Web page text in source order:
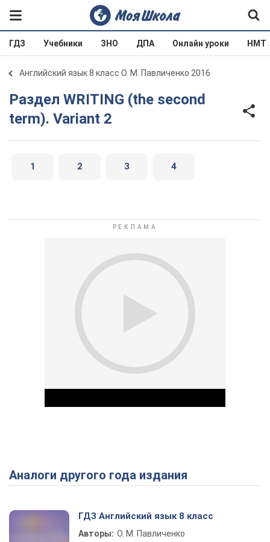
ГДЗ Учебники ЗНО ДПА Онлайн уроки НМТ
Английский язык 8 класс О. М. Павличенко 2016
Раздел WRITING (the second
term). Variant 2
1 2 3 4
Play Video
Аналоги другого года издания
ГДЗ Английский язык 8 класс
Авторы: О. М. Павличенко